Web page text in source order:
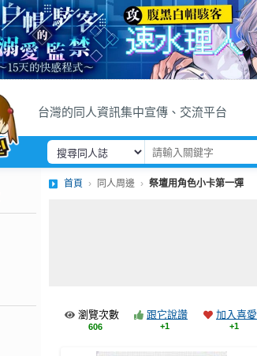
台灣的同人資訊集中宣傳、交流平台
首頁 同人周邊 祭壇用角色小卡第一彈
瀏覽次數
606
跟它說讚
+1
加入喜愛
+1